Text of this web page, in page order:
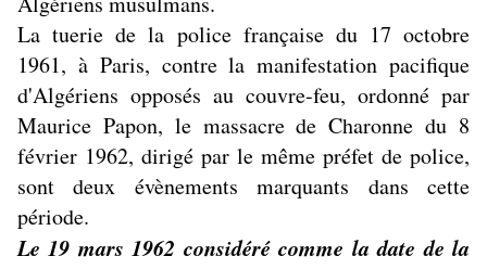
La tuerie de la police française du 17 octobre
1961, à Paris, contre la manifestation pacifique
d'Algériens opposés au couvre-feu, ordonné par
Maurice Papon, le massacre de Charonne du 8
février 1962, dirigé par le même préfet de police,
sont deux évènements marquants dans cette
période.
Le 19 mars 1962 considéré comme la date de la